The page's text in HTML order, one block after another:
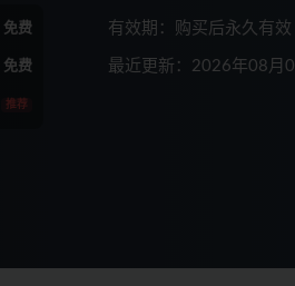
免费
免费
推荐
有效期：购买后永久有效
最近更新：2026年08月